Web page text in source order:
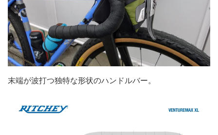
末端が波打つ独特な形状のハンドルバー。